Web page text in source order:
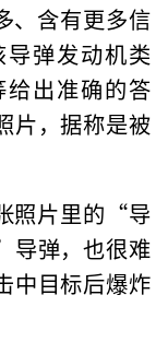
、含有更多信
弹发动机类
出准确的答
片，据称是被
照片里的“导
弹，也很难
中目标后爆炸